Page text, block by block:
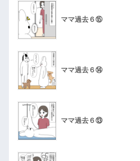
ママ過去６⑮
ママ過去６⑭
ママ過去６⑬